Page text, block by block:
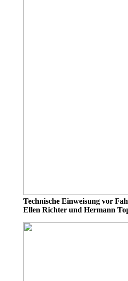
Technische Einweisung vor
Ellen Richter und Hermann